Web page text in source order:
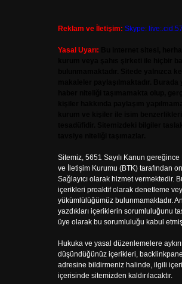
Reklam ve İletişim: Skype:
Yasal Uyarı:
Sitemiz, 5651 Sayılı Kanun
ve İletişim Kurumu (BTK) tarafından
Sağlayıcı olarak hizmet vermektedir.
içerikleri proaktif olarak denetleme
yükümlülüğümüz bulunmamaktadır.
yazdıkları içeriklerin sorumluluğunu
üye olarak bu sorumluluğu kabul etmiş
Hukuka ve yasal düzenlemelere
düşündüğünüz içerikleri,
adresine bildirmeniz halinde, ilgili
içerisinde sitemizden kaldırılacaktır.